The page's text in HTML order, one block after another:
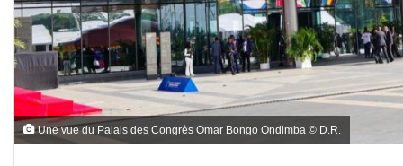
Une vue du Palais des Congrès Omar Bongo Ondimba © D.R.